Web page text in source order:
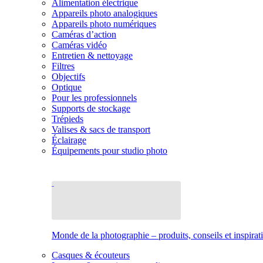
Alimentation électrique
Appareils photo analogiques
Appareils photo numériques
Caméras d’action
Caméras vidéo
Entretien & nettoyage
Filtres
Objectifs
Optique
Pour les professionnels
Supports de stockage
Trépieds
Valises & sacs de transport
Éclairage
Équipements pour studio photo
Monde de la photographie – produits, conseils et
Casques & écouteurs